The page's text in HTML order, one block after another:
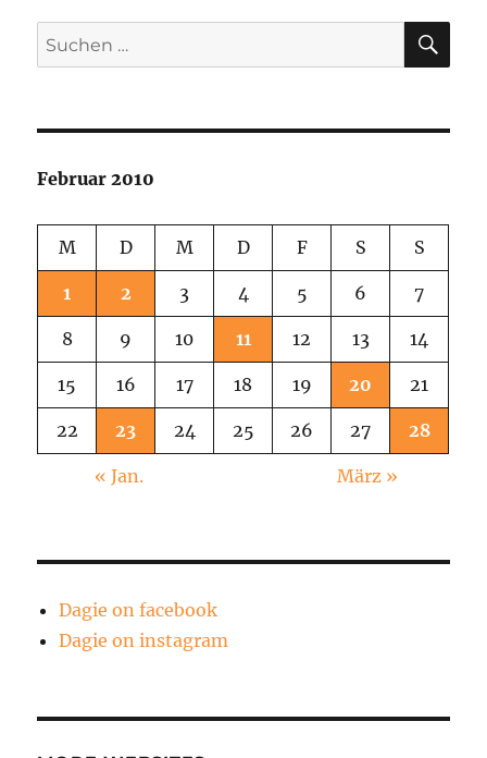
Suchen
nach:
Februar 2010
M D M D F S S
1 2 3 4 5 6 7
8 9 10 11 12 13 14
15 16 17 18 19 20 21
22 23 24 25 26 27 28
« Jan. März »
Dagie on facebook
Dagie on instagram